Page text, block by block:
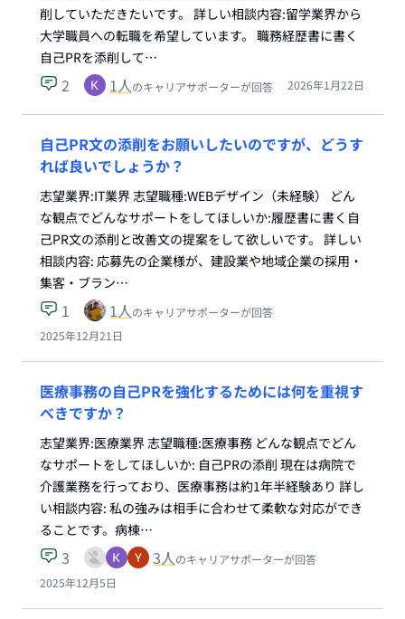
削していただきたいです。 詳しい相談内容:留学業界から
大学職員への転職を希望しています。 職務経歴書に書く
自己PRを添削して…
2 1人のキャリアサポーターが回答 2026年1月22日
自己PR文の添削をお願いしたいのですが、どうす
れば良いでしょうか？
志望業界:IT業界 志望職種:WEBデザイン（未経験） どん
な観点でどんなサポートをしてほしいか:履歴書に書く自
己PR文の添削と改善文の提案をして欲しいです。 詳しい
相談内容: 応募先の企業様が、建設業や地域企業の採用・
集客・ブラン…
1 1人のキャリアサポーターが回答
2025年12月21日
医療事務の自己PRを強化するためには何を重視す
べきですか？
志望業界:医療業界 志望職種:医療事務 どんな観点でどん
なサポートをしてほしいか: 自己PRの添削 現在は病院で
介護業務を行っており、医療事務は約1年半経験あり 詳し
い相談内容: 私の強みは相手に合わせて柔軟な対応ができ
ることです。病棟…
3 3人のキャリアサポーターが回答
2025年12月5日